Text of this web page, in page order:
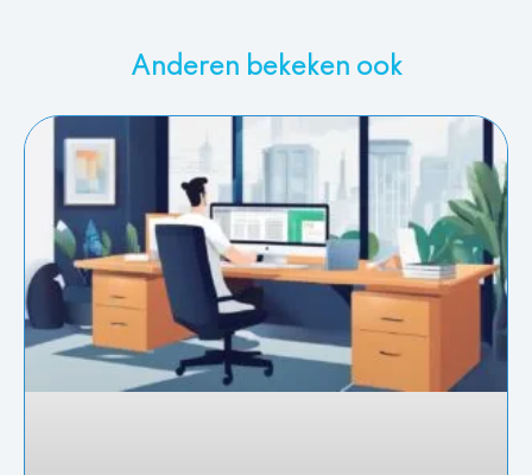
Anderen bekeken ook